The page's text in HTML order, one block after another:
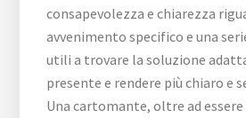
consapevolezza e chiarezza
avvenimento specifico e una
utili a trovare la soluzione
presente e rendere più chiaro e
Una cartomante, oltre ad